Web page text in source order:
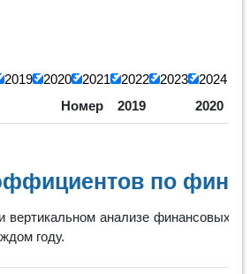
2019 2020 2021 2022 2023
2024
Номер
2019 2020
по
анализе финансовых
году.